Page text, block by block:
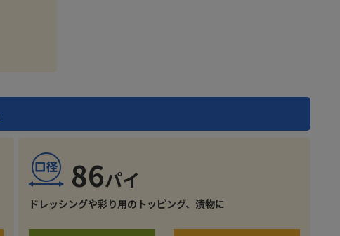
86
ドレッシングや彩り用のトッピング、漬物に